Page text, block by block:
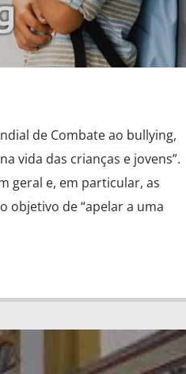
de Combate ao bullying,
vida das crianças e jovens”.
geral e, em particular, as
objetivo de “apelar a uma